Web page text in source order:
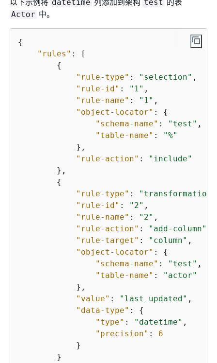
datetime test
Actor 中。
{
"rules" : [
{
"rule-type" : "selection" ,
"rule-id" : "1" ,
"rule-name" : "1" ,
"object-locator" : {
"schema-name" : "test" ,
"table-name" :
"%"
            },
"rule-action" :
"include"
        },
{
"rule-type" : "transformation"
"rule-id" : "2" ,
"rule-name" : "2" ,
"rule-action" : "add-column"
"rule-target" : "column" ,
"object-locator" : {
"schema-name" : "test" ,
"table-name" :
"actor"
            },
"value" : "last_updated" ,
"data-type" : {
"type" : "datetime" ,
"precision" : 6
            }
        }